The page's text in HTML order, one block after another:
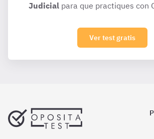
Judicial para que practiques con
Ver test gratis